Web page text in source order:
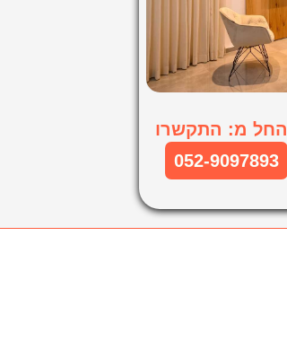
החל מ: התקשרו
052-9097893